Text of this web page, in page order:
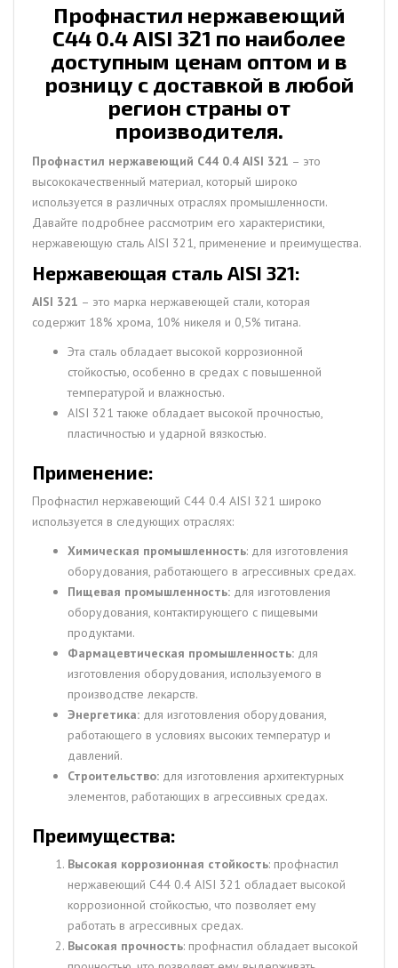
Профнастил нержавеющий
С44 0.4 AISI 321 по наиболее
доступным ценам оптом и в
розницу с доставкой в любой
регион страны от
производителя.
Профнастил нержавеющий С44 0.4 AISI 321 – это
высококачественный материал, который широко
используется в различных отраслях промышленности.
Давайте подробнее рассмотрим его характеристики,
нержавеющую сталь AISI 321, применение и преимущества.
Нержавеющая сталь AISI 321:
AISI 321 – это марка нержавеющей стали, которая
содержит 18% хрома, 10% никеля и 0,5% титана.
Эта сталь обладает высокой коррозионной
стойкостью, особенно в средах с повышенной
температурой и влажностью.
AISI 321 также обладает высокой прочностью,
пластичностью и ударной вязкостью.
Применение:
Профнастил нержавеющий С44 0.4 AISI 321 широко
используется в следующих отраслях:
Химическая промышленность: для изготовления
оборудования, работающего в агрессивных средах.
Пищевая промышленность: для изготовления
оборудования, контактирующего с пищевыми
продуктами.
Фармацевтическая промышленность: для
изготовления оборудования, используемого в
производстве лекарств.
Энергетика: для изготовления оборудования,
работающего в условиях высоких температур и
давлений.
Строительство: для изготовления архитектурных
элементов, работающих в агрессивных средах.
Преимущества:
Высокая коррозионная стойкость: профнастил
нержавеющий С44 0.4 AISI 321 обладает высокой
коррозионной стойкостью, что позволяет ему
работать в агрессивных средах.
Высокая прочность: профнастил обладает высокой